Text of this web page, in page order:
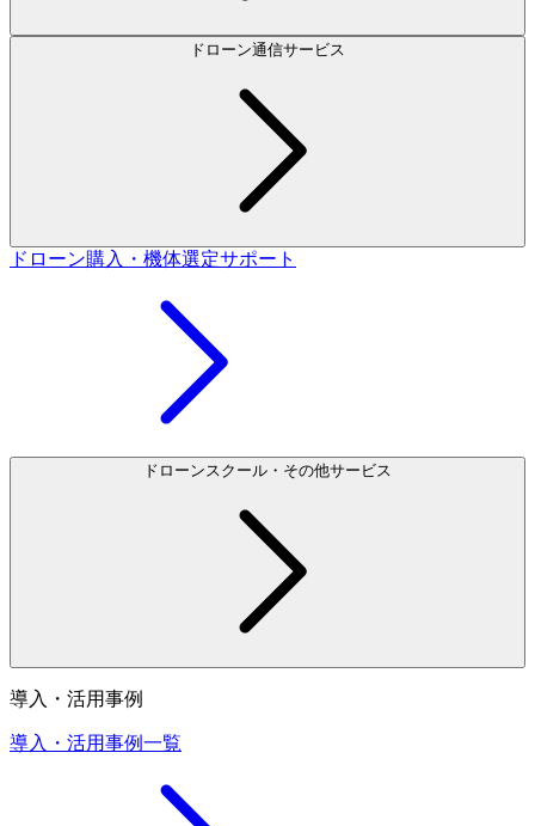
ドローン通信サービス
ドローン購入・機体選定サポート
ドローンスクール・その他サービス
導入・活用事例
導入・活用事例一覧